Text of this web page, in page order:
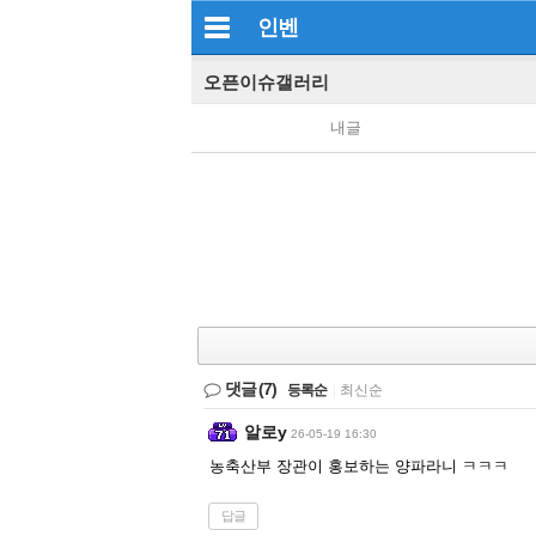
인벤
오픈이슈갤러리
내글
댓글(7) 등록순 최신순
알로y 26-05-19 16:30
농축산부 장관이 홍보하는 양파라니 ㅋㅋㅋ
답글